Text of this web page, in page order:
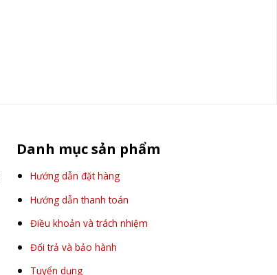
Danh mục sản phẩm
Hướng dẫn đặt hàng
Hướng dẫn thanh toán
Điều khoản và trách nhiệm
Đổi trả và bảo hành
Tuyển dụng